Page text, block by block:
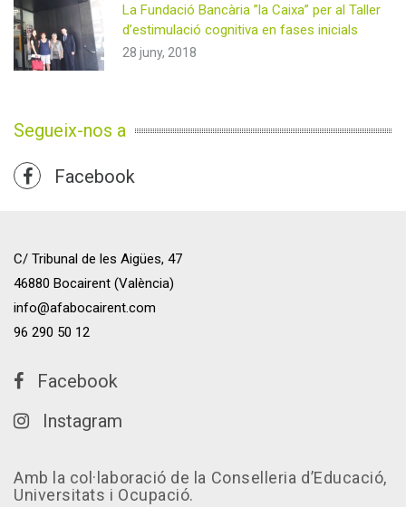
La Fundació Bancària ”la Caixa” per al Taller
d’estimulació cognitiva en fases inicials
28 juny, 2018
Segueix-nos a
Facebook
C/ Tribunal de les Aigües, 47
46880 Bocairent (València)
info@afabocairent.com
96 290 50 12
Facebook
Instagram
Amb la col·laboració de la Conselleria d’Educació,
Universitats i Ocupació.